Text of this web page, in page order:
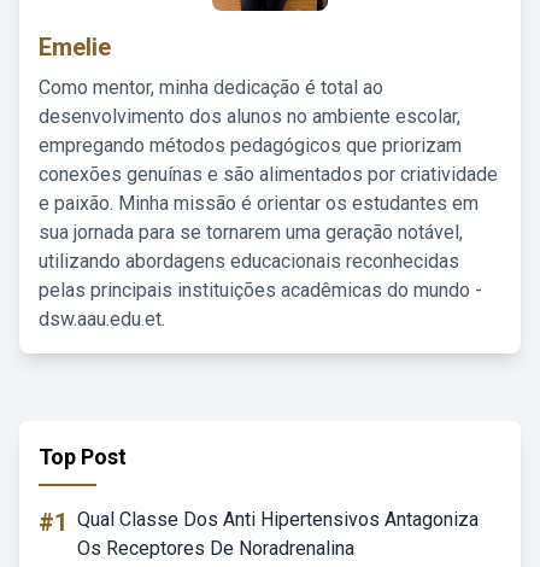
Emelie
Como mentor, minha dedicação é total ao
desenvolvimento dos alunos no ambiente escolar,
empregando métodos pedagógicos que priorizam
conexões genuínas e são alimentados por criatividade
e paixão. Minha missão é orientar os estudantes em
sua jornada para se tornarem uma geração notável,
utilizando abordagens educacionais reconhecidas
pelas principais instituições acadêmicas do mundo -
dsw.aau.edu.et.
Top Post
#1 Qual Classe Dos Anti Hipertensivos Antagoniza
Os Receptores De Noradrenalina